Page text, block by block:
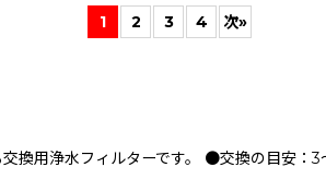
1 2 3 4 次»
交換用浄水フィルターです。 ●交換の目